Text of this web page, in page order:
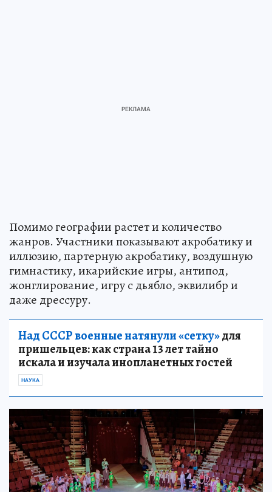
Помимо географии растет и количество
жанров. Участники показывают акробатику и
иллюзию, партерную акробатику, воздушную
гимнастику, икарийские игры, антипод,
жонглирование, игру с дьябло, эквилибр и
даже дрессуру.
Над СССР военные натянули «сетку»для
пришельцев: как страна 13 лет тайно
искала и изучала инопланетных гостей
НАУКА